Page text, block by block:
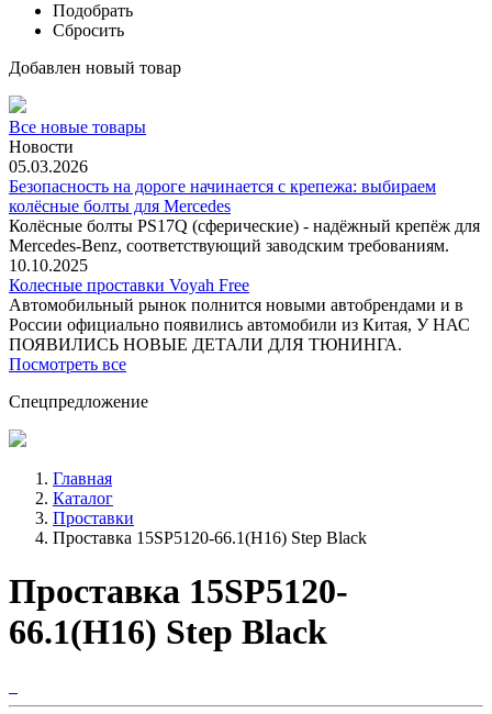
Подобрать
Сбросить
Добавлен новый товар
Все новые товары
Новости
05.03.2026
Безопасность на дороге начинается с крепежа: выбираем
колёсные болты для Mercedes
Колёсные болты PS17Q (сферические) - надёжный крепёж для
Mercedes‑Benz, соответствующий заводским требованиям.
10.10.2025
Колесные проставки Voyah Free
Автомобильный рынок полнится новыми автобрендами и в
России официально появились автомобили из Китая, У НАС
ПОЯВИЛИСЬ НОВЫЕ ДЕТАЛИ ДЛЯ ТЮНИНГА.
Посмотреть все
Спецпредложение
Главная
Каталог
Проставки
Проставка 15SP5120-66.1(H16) Step Black
Проставка 15SP5120-
66.1(H16) Step Black